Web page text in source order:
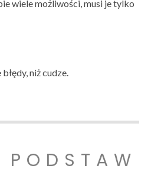
wiele możliwości, musi je tylko
niż cudze.